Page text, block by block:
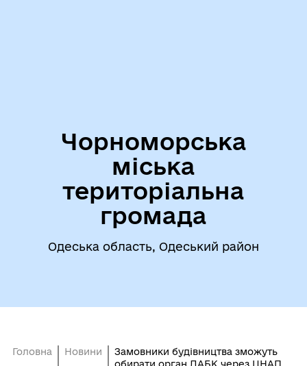
Чорноморська
міська
територіальна
громада
Одеська область, Одеський район
Головна Новини
Замовники будівництва зможуть